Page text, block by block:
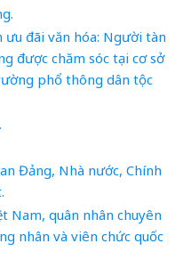
đãi văn hóa: Người tàn
được chăm sóc tại cơ sở
phổ thông dân tộc
Đảng, Nhà nước, Chính
Nam, quân nhân chuyên
nhân và viên chức quốc